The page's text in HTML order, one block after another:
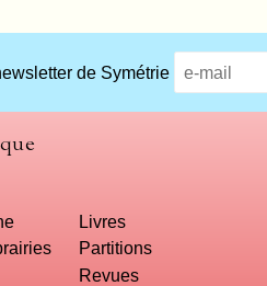
de Symétrie
Livres
Partitions
Revues